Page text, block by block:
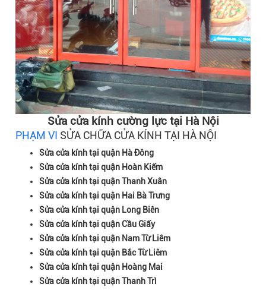
Sửa cửa kính cường lực tại Hà Nội
PHẠM VI SỬA CHỮA CỬA KÍNH TẠI HÀ NỘI
Sửa cửa kính tại quận Hà Đông
Sửa cửa kính tại quận Hoàn Kiếm
Sửa cửa kính tại quận Thanh Xuân
Sửa cửa kính tại quận Hai Bà Trưng
Sửa cửa kính tại quận Long Biên
Sửa cửa kính tại quận Cầu Giấy
Sửa cửa kính tại quận Nam Từ Liêm
Sửa cửa kính tại quận Bắc Từ Liêm
Sửa cửa kính tại quận Hoàng Mai
Sửa cửa kính tại quận Thanh Trì